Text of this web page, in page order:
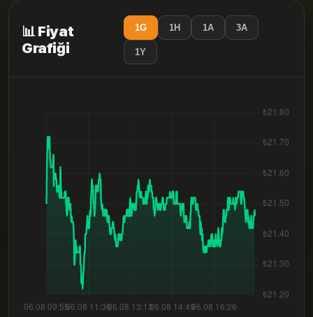
📊 Fiyat
Grafiği
1G 1H 1A 3A
1Y